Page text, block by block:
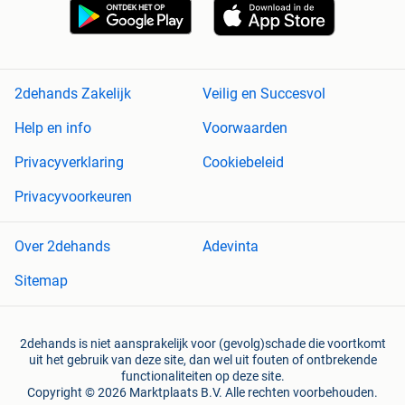
2dehands Zakelijk
Veilig en Succesvol
Help en info
Voorwaarden
Privacyverklaring
Cookiebeleid
Privacyvoorkeuren
Over 2dehands
Adevinta
Sitemap
2dehands is niet aansprakelijk voor (gevolg)schade die voortkomt
uit het gebruik van deze site, dan wel uit fouten of ontbrekende
functionaliteiten op deze site.
Copyright © 2026 Marktplaats B.V. Alle rechten voorbehouden.